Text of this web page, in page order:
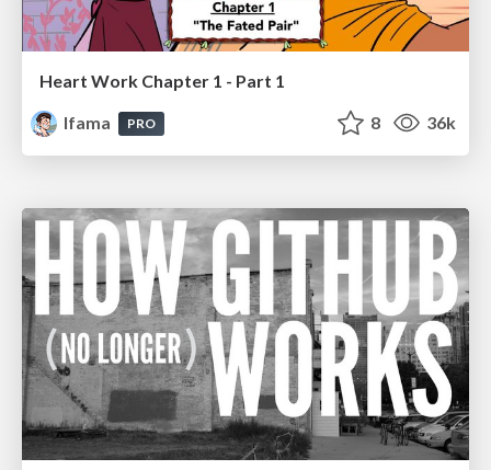
Heart Work Chapter 1 - Part 1
lfama
PRO 8 36k